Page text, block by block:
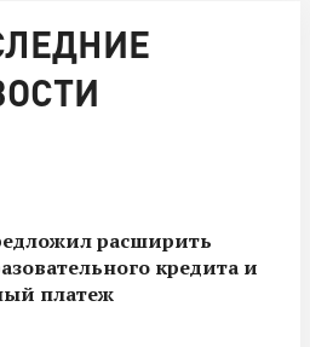
расширить
кредита и
платеж